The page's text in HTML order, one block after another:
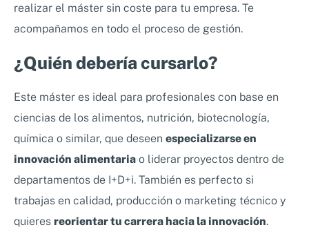
realizar el máster sin coste para tu empresa. Te
acompañamos en todo el proceso de gestión.
¿Quién debería cursarlo?
Este máster es ideal para profesionales con base en
ciencias de los alimentos, nutrición, biotecnología,
química o similar, que deseen especializarse en
innovación alimentaria o liderar proyectos dentro de
departamentos de I+D+i. También es perfecto si
trabajas en calidad, producción o marketing técnico y
quieres reorientar tu carrera hacia la innovación.